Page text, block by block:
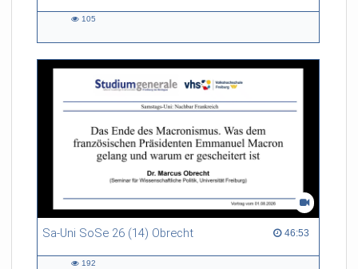
105
Sa-Uni SoSe 26 (14) Obrecht 46:53
46:53 duration
192